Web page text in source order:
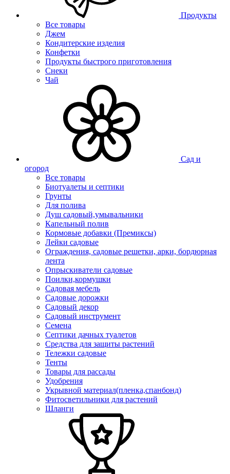
Продукты
Все товары
Джем
Кондитерские изделия
Конфетки
Продукты быстрого приготовления
Снеки
Чай
Сад и
огород
Все товары
Биотуалеты и септики
Грунты
Для полива
Душ садовый,умывальники
Капельный полив
Кормовые добавки (Премиксы)
Лейки садовые
Ограждения, садовые решетки, арки, бордюрная
лента
Опрыскиватели садовые
Поилки,кормушки
Садовая мебель
Садовые дорожки
Садовый декор
Садовый инструмент
Семена
Септики дачных туалетов
Средства для защиты растений
Тележки садовые
Тенты
Товары для рассады
Удобрения
Укрывной материал(пленка,спанбонд)
Фитосветильники для растений
Шланги